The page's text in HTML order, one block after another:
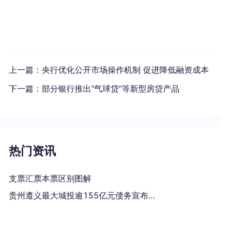
上一篇： 央行优化公开市场操作机制 促进降低融资成本
下一篇： 部分银行推出“气球贷”等新型房贷产品
热门资讯
支票汇票本票区别图解
贵州遵义最大城投逾155亿元债务宣布重组